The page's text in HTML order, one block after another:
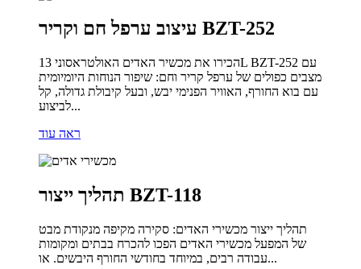
עיצוב ערפל חם וקריר BZT-252
הכירו את מכשיר האדים האולטראסוני 13L BZT-252 עם
מצבים כפולים של ערפל קריר וחם: שיפור הנוחות היומיומית
עם בוא החורף, האוויר הפנימי יבש, ובעל קיבולת גדולה, קל
לביצוע...
ראה עוד
תהליך ייצור BZT-118
תהליך ייצור מכשירי האדים: סקירה מקיפה מנקודת מבט
של המפעל מכשירי האדים הפכו להכרח בבתים ומקומות
עבודה רבים, במיוחד בחודשי החורף היבשים. או...